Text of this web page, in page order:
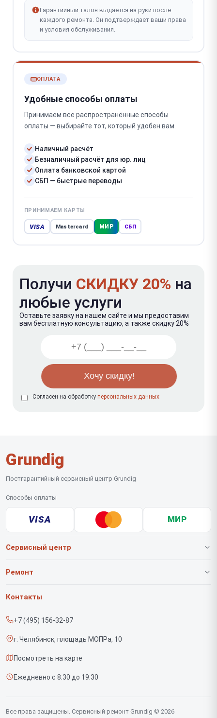
Гарантийный талон выдаётся на руки после
каждого ремонта. Он подтверждает ваши права
и условия обслуживания.
ОПЛАТА
Удобные способы оплаты
Принимаем все распространённые способы
оплаты — выбирайте тот, который удобен вам.
Наличный расчёт
Безналичный расчёт для юр. лиц
Оплата банковской картой
СБП — быстрые переводы
ПРИНИМАЕМ КАРТЫ
VISA Mastercard МИР СБП
Получи СКИДКУ 20% на
любые услуги
Оставьте заявку на нашем сайте и мы предоставим
вам бесплатную консультацию, а также скидку 20%
Согласен на обработку персональных данных
Grundig
Постгарантийный сервисный центр Grundig
Способы оплаты
VISA МИР
Сервисный центр
О нашем сервисе
Срочный ремонт
Доставка и способы оплаты
Диагностика
Контакты
Ремонт
Роботов-пылесосов
Контакты
+7 (495) 156-32-87
г. Челябинск, площадь МОПРа, 10
Посмотреть на карте
Ежедневно с 8:30 до 19:30
Все права защищены. Сервисный ремонт Grundig © 2026